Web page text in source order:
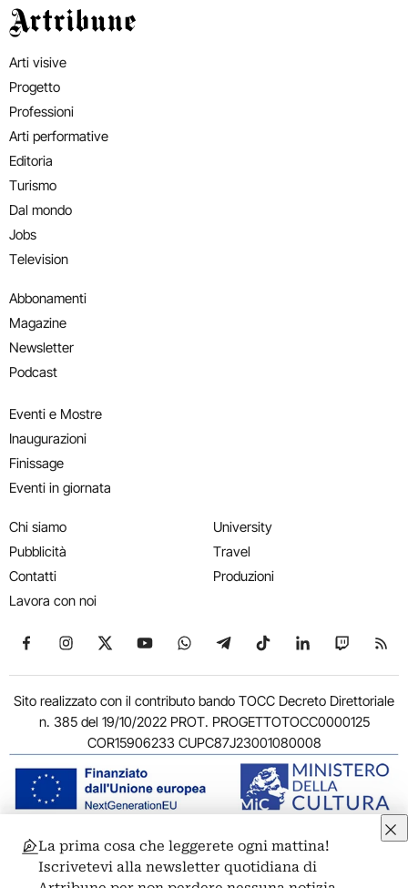
Artribune
Arti visive
Progetto
Professioni
Arti performative
Editoria
Turismo
Dal mondo
Jobs
Television
Abbonamenti
Magazine
Newsletter
Podcast
Eventi e Mostre
Inaugurazioni
Finissage
Eventi in giornata
Chi siamo
Pubblicità
Contatti
Lavora con noi
University
Travel
Produzioni
Seguici su Facebook
Seguici su Instagram
Seguici su X
Seguici su YouTube
Seguici su WhatsApp
Seguici su Telegram
Seguici su TikTok
Seguici su
Seguici
Sito realizzato con il contributo bando TOCC Decreto Direttoriale
n. 385 del 19/10/2022 PROT. PROGETTOTOCC0000125
COR15906233 CUPC87J23001080008
© 2011-2026 ARTRIBUNE srl – Corso Vittorio Emanuele II, 287 –
00186 Roma - P.I. 11381581005
La prima cosa che leggerete ogni mattina!
Iscrivetevi alla newsletter quotidiana di